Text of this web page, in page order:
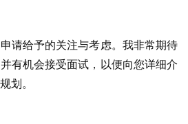
请给予的关注与考虑。我非常期待
有机会接受面试，以便向您详细介
划。